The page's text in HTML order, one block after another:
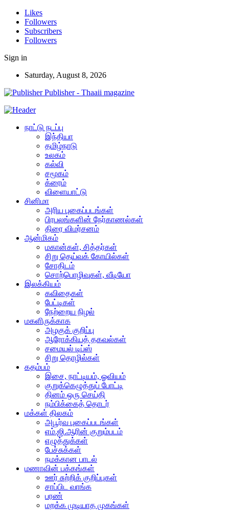
Likes
Followers
Subscribers
Followers
Sign in
Saturday, August 8, 2026
Publisher - Thaaii magazine
நாட்டு நடப்பு
இந்தியா
தமிழ்நாடு
உலகம்
கல்வி
சமூகம்
க்ரைம்
விளையாட்டு
சினிமா
அரிய புகைப்படங்கள்
பிரபலங்களின் நேர்காணல்கள்
திரை விமர்சனம்
ஆன்மிகம்
மகான்கள், சித்தர்கள்
சிறு தெய்வக் கோயில்கள்
சோதிடம்
சொற்பொழிவுகள், வீடியோ
இலக்கியம்
கவிதைகள்
பேட்டிகள்
நேற்றைய நிழல்
மகளிருக்காக
அழகுக் குறிப்பு
ஆரோக்கியத் தகவல்கள்
சமையல் டிப்ஸ்
சிறு தொழில்கள்
கதம்பம்
இசை, நாட்டியம், ஓவியம்
குறுக்கெழுத்துப் போட்டி
தினம் ஒரு செய்தி
நம்பிக்கைத் தொடர்
மக்கள் திலகம்
அபூர்வ புகைப்படங்கள்
எம்.ஜி.ஆரின் குறும்படம்
எழுத்துக்கள்
பேச்சுக்கள்
நமக்கான பாடல்
மணாவின் பக்கங்கள்
ஊர் சுற்றிக் குறிப்புகள்
சாப்பிட வாங்க
பரண்
மறக்க முடியாத முகங்கள்